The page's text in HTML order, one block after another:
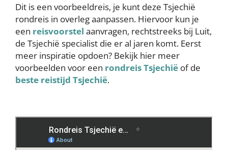
Dit is een voorbeeldreis, je kunt deze Tsjechië
rondreis in overleg aanpassen. Hiervoor kun je
een reisvoorstel aanvragen, rechtstreeks bij Luit,
de Tsjechië specialist die er al jaren komt. Eerst
meer inspiratie opdoen? Bekijk hier meer
voorbeelden voor een rondreis Tsjechië of de
beste reistijd Tsjechië.